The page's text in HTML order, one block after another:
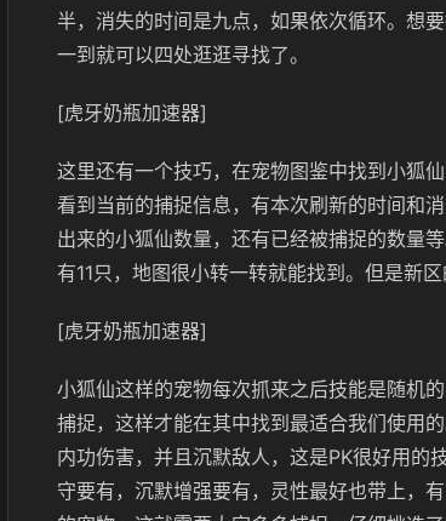
半，消失的时间是九点，如果依次循环。想
一到就可以四处逛逛寻找了。
[虎牙奶瓶加速器]
这里还有一个技巧，在宠物图鉴中找到小狐
看到当前的捕捉信息，有本次刷新的时间和
出来的小狐仙数量，还有已经被捕捉的数量
有11只，地图很小转一转就能找到。但是新
[虎牙奶瓶加速器]
小狐仙这样的宠物每次抓来之后技能是随机
捕捉，这样才能在其中找到最适合我们使用
内功伤害，并且沉默敌人，这是PK很好用的
守要有，沉默增强要有，灵性最好也带上，